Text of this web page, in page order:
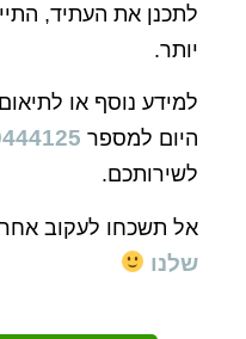
את העתיד, התייעצות
נוסף או לתיאום פגישה
למספר 03-9444125
תשכחו לעקוב אחרינו גם